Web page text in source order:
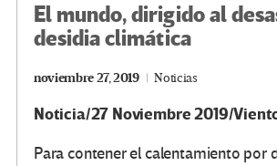
El mundo, dirigido al
desidia climática
noviembre 27, 2019 Noticias
Noticia/27 Noviembre 2019/
Para contener el calentamiento por